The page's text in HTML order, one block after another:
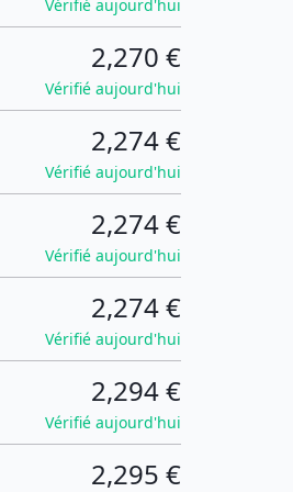
Vérifié aujourd'hui
2,270 €
Vérifié aujourd'hui
2,274 €
Vérifié aujourd'hui
2,274 €
Vérifié aujourd'hui
2,274 €
Vérifié aujourd'hui
2,294 €
Vérifié aujourd'hui
2,295 €